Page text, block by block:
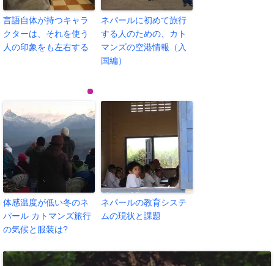
言語自体が持つキャラ
クターは、それを使う
人の印象をも左右する
ネパールに初めて旅行
する人のための、カト
マンズの空港情報（入
国編）
体感温度が低い冬のネ
パール カトマンズ旅行
の気候と服装は?
ネパールの教育システ
ムの現状と課題